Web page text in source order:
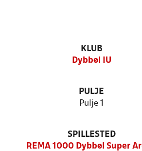
KLUB
Dybbøl IU
PULJE
Pulje 1
SPILLESTED
REMA 1000 Dybbøl Super